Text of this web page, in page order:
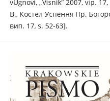
vUgnovі, „Vіsnik” 2007, vip.
B., Костел Успення Пр.
вип. 17, s. 52-63].